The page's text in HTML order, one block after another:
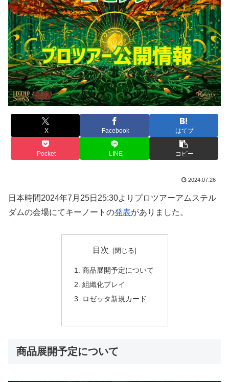
X Facebook はてブ
Pocket LINE コピー
2024.07.26
日本時間2024年7月25日25:30よりプロツアーアムステル
ダムの会場にてキーノートの発表がありました。
目次
商品展開予定について
組織化プレイ
ロゼッタ新規カード
商品展開予定について